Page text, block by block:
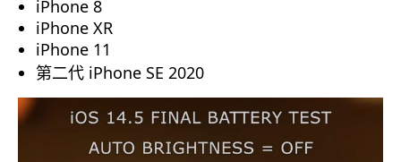
iPhone 8
iPhone XR
iPhone 11
第二代 iPhone SE 2020